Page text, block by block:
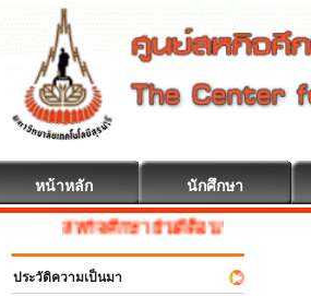
หน้าหลัก นักศึกษา
สหกิจศึกษา ยินดีต้อนรับ
ประวัติความเป็นมา